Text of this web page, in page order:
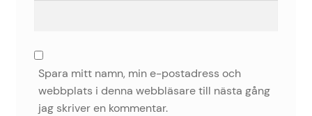
Spara mitt namn, min e-postadress och
webbplats i denna webbläsare till nästa gång
jag skriver en kommentar.